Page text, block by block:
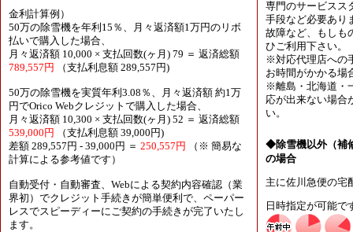
金利計算例）
50万の除雪機を年利15％、月々返済額1万円のリボ
払いで購入した場合、
月々返済額 10,000 × 支払回数(ヶ月) 79 ＝ 返済総額
789,557円
（支払利息額 289,557円)
50万の除雪機を実質年利3.08％、月々返済額 約1万
円でOrico Webクレジットで購入した場合、
月々返済額 10,300 × 支払回数(ヶ月) 52 ＝ 返済総額
539,000円
（支払利息額 39,000円)
差額 289,557円 - 39,000円 ＝ 250,557円
（※ 簡易な
計算による参考値です）
自動受付・自動審査、Webによる契約内容確認（業
界初）でクレジット手続きが簡単便利で、ペーパー
レスでスピーディーにご契約の手続きが完了いたし
ます。
専門のサービスス
手段など必要あり
故障など、もしも
ひご利用下さい。
※対応代理店への
お時間がかかる場
※離島・北海道・
応が出来ない場合
い。
◆除雪機以外（補
の場合
主に佐川急便の宅
日時指定が可能で